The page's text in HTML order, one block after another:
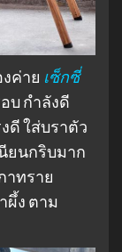
ค่าย เซ็กซี่
บ กำลังดี
ดี ใส่บราตัว
ยนกริบมาก
าทราย
ผึ้ง ตาม